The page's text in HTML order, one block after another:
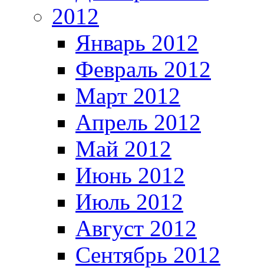
2012
Январь 2012
Февраль 2012
Март 2012
Апрель 2012
Май 2012
Июнь 2012
Июль 2012
Август 2012
Сентябрь 2012